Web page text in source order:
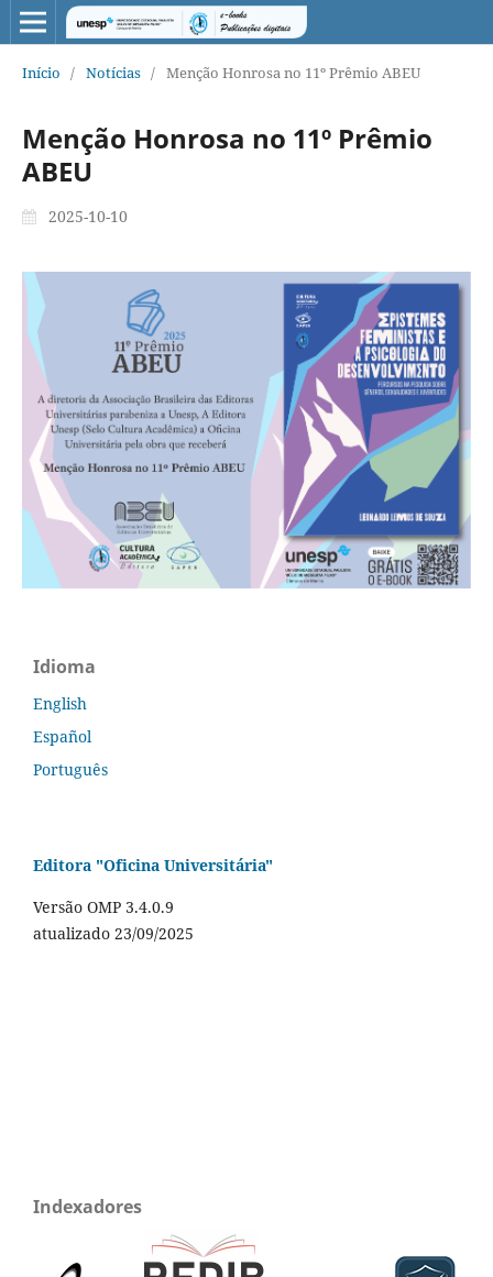
Início / Notícias / Menção Honrosa no 11º Prêmio ABEU
Menção Honrosa no 11º Prêmio
ABEU
2025-10-10
Idioma
English
Español
Português
Editora "Oficina Universitária"
Versão OMP 3.4.0.9
atualizado 23/09/2025
Indexadores